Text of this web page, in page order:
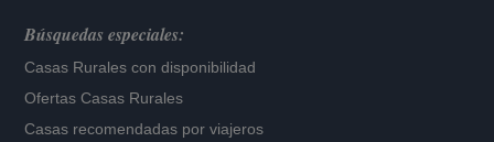
Búsquedas especiales:
Casas Rurales con disponibilidad
Ofertas Casas Rurales
Casas recomendadas por viajeros